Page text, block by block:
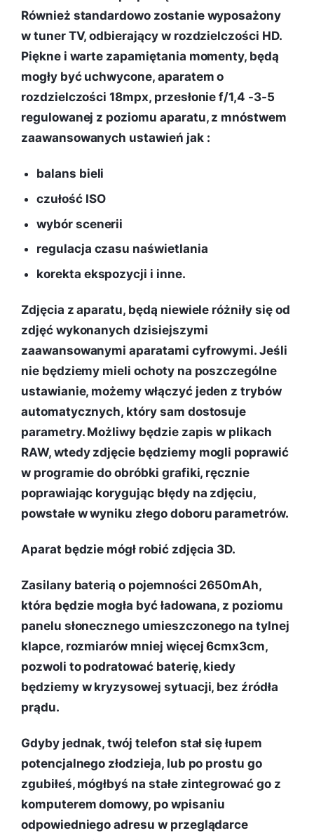
Również standardowo zostanie wyposażony
w tuner TV, odbierający w rozdzielczości HD.
Piękne i warte zapamiętania momenty, będą
mogły być uchwycone, aparatem o
rozdzielczości 18mpx, przesłonie f/1,4 -3-5
regulowanej z poziomu aparatu, z mnóstwem
zaawansowanych ustawień jak :
balans bieli
czułość ISO
wybór scenerii
regulacja czasu naświetlania
korekta ekspozycji i inne.
Zdjęcia z aparatu, będą niewiele różniły się od
zdjęć wykonanych dzisiejszymi
zaawansowanymi aparatami cyfrowymi. Jeśli
nie będziemy mieli ochoty na poszczególne
ustawianie, możemy włączyć jeden z trybów
automatycznych, który sam dostosuje
parametry. Możliwy będzie zapis w plikach
RAW, wtedy zdjęcie będziemy mogli poprawić
w programie do obróbki grafiki, ręcznie
poprawiając korygując błędy na zdjęciu,
powstałe w wyniku złego doboru parametrów.
Aparat będzie mógł robić zdjęcia 3D.
Zasilany baterią o pojemności 2650mAh,
która będzie mogła być ładowana, z poziomu
panelu słonecznego umieszczonego na tylnej
klapce, rozmiarów mniej więcej 6cmx3cm,
pozwoli to podratować baterię, kiedy
będziemy w kryzysowej sytuacji, bez źródła
prądu.
Gdyby jednak, twój telefon stał się łupem
potencjalnego złodzieja, lub po prostu go
zgubiłeś, mógłbyś na stałe zintegrować go z
komputerem domowy, po wpisaniu
odpowiedniego adresu w przeglądarce